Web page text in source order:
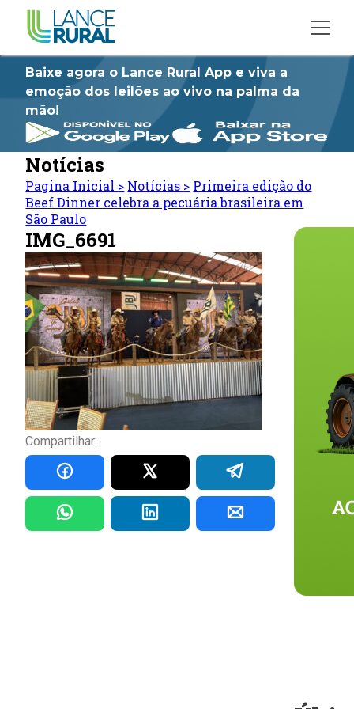
Baixe agora o Lance Rural App e viva a
emoção dos leilões ao vivo na palma da
mão!
Notícias
Pagina Inicial > Notícias > Primeira edição do
Beef Dinner celebra a pecuária brasileira em
São Paulo
IMG_6691
Compartilhar: